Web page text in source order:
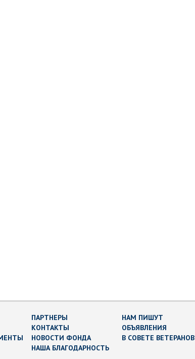
ПАРТНЕРЫ
КОНТАКТЫ
НОВОСТИ ФОНДА
НАША БЛАГОДАРНОСТЬ
НАМ ПИШУТ
ОБЪЯВЛЕНИЯ
В СОВЕТЕ ВЕТЕРАНОВ